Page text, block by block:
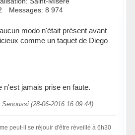
Messages: 8 974
modo n'était présent avant
comme un taquet de Diego
n'est jamais prise en faute.
(28-06-2016 16:09:44)
peut-il se réjouir d'être réveillé à 6h30